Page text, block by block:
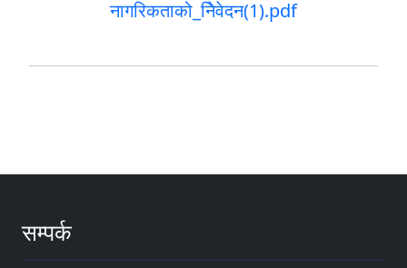
नागरिकताको_निेवेदन(1).pdf
सम्पर्क